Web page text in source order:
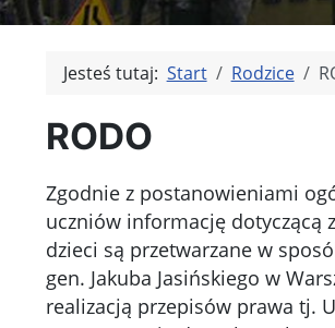
Jesteś tutaj: Start Rodzice
RODO
Zgodnie z postanowieniami
uczniów informację dotyczącą
dzieci są przetwarzane w
gen. Jakuba Jasińskiego w
realizacją przepisów prawa tj.